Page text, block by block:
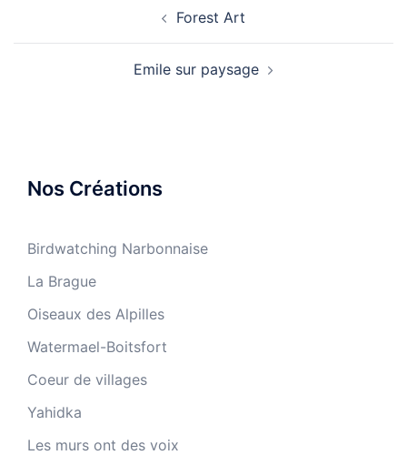
Forest Art
Emile sur paysage
Nos Créations
Birdwatching Narbonnaise
La Brague
Oiseaux des Alpilles
Watermael-Boitsfort
Coeur de villages
Yahidka
Les murs ont des voix